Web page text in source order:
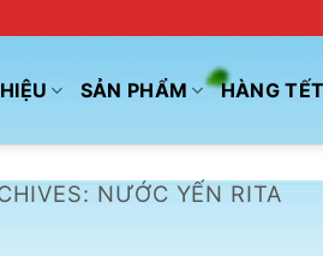
SẢN PHẨM HÀNG TẾT
NƯỚC YẾN RITA